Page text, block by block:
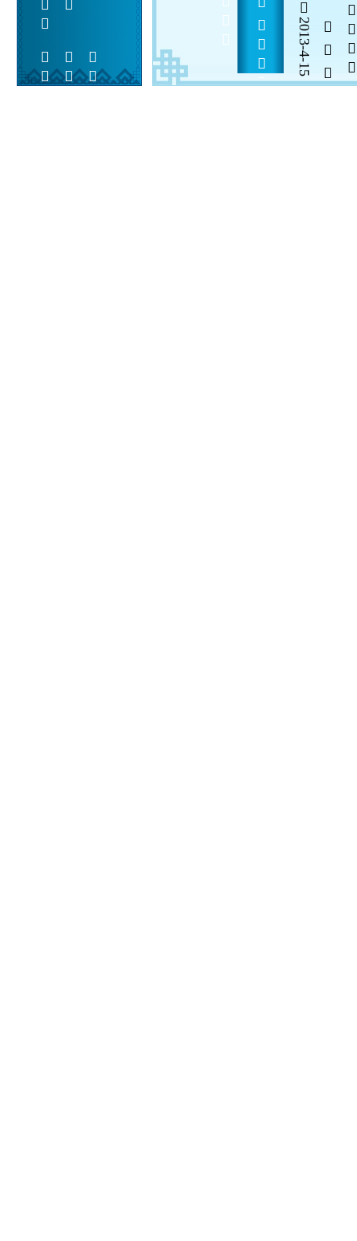
                2013-4-15  